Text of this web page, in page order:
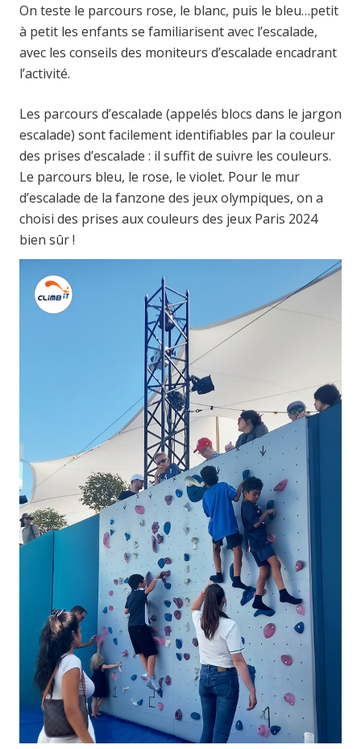
On teste le parcours rose, le blanc, puis le bleu…petit
à petit les enfants se familiarisent avec l’escalade,
avec les conseils des moniteurs d’escalade encadrant
l’activité.
Les parcours d’escalade (appelés blocs dans le jargon
escalade) sont facilement identifiables par la couleur
des prises d’escalade : il suffit de suivre les couleurs.
Le parcours bleu, le rose, le violet. Pour le mur
d’escalade de la fanzone des jeux olympiques, on a
choisi des prises aux couleurs des jeux Paris 2024
bien sûr !